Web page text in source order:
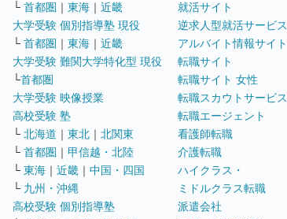
└ 首都圏 ｜ 東海 ｜ 近畿
大学受験 個別指導塾 現役
└ 首都圏 ｜ 東海 ｜ 近畿
大学受験 難関大学特化型 現役
└首都圏
大学受験 映像授業
高校受験 塾
└ 北海道 ｜ 東北 ｜ 北関東
└ 首都圏 ｜ 甲信越・北陸
└ 東海 ｜ 近畿 ｜ 中国・四国
└ 九州・沖縄
高校受験 個別指導塾
就活サイト
逆求人型就活サービス
アルバイト情報サイト
転職サイト
転職サイト 女性
転職スカウトサービス
転職エージェント
看護師転職
介護転職
ハイクラス・
ミドルクラス転職
派遣会社